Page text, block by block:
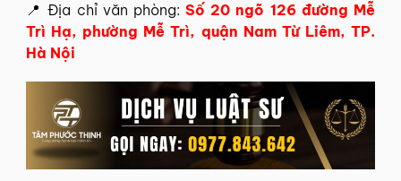
📍 Địa chỉ văn phòng:Số 20 ngõ 126 đường Mễ
Trì Hạ, phường Mễ Trì, quận Nam Từ Liêm, TP.
Hà Nội